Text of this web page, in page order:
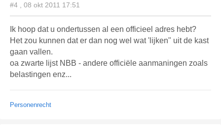
#4 , 08 okt 2011 17:51
Ik hoop dat u ondertussen al een officieel adres hebt?
Het zou kunnen dat er dan nog wel wat 'lijken" uit de kast
gaan vallen.
oa zwarte lijst NBB - andere officiële aanmaningen zoals
belastingen enz...
Personenrecht